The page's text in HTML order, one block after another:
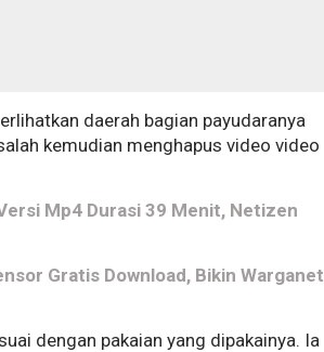
daerah bagian payudaranya
kemudian menghapus video video
Mp4 Durasi 39 Menit, Netizen
Gratis Download, Bikin Warganet
dengan pakaian yang dipakainya. Ia